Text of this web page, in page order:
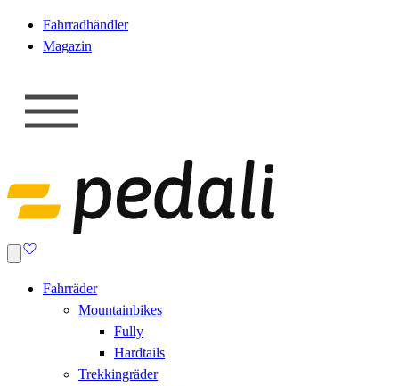
Fahrradhändler
Magazin
Fahrräder
Mountainbikes
Fully
Hardtails
Trekkingräder